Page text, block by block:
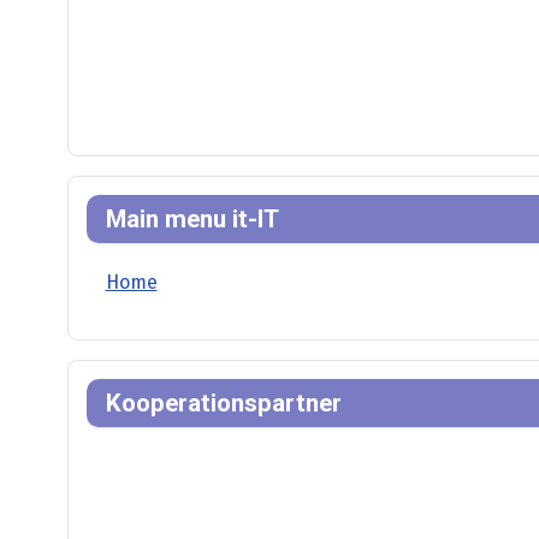
Main menu it-IT
Home
Kooperationspartner